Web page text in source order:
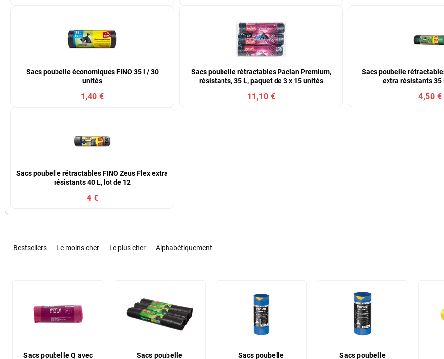
Sacs poubelle économiques FINO 35 l / 30
unités
1,40 €
Sacs poubelle rétractables Paclan Premium,
résistants, 35 L, paquet de 3 x 15 unités
11,10 €
Sacs poubelle
extra résistants 35
4,50 €
Sacs poubelle rétractables FINO Zeus Flex extra
résistants 40 L, lot de 12
4 €
Bestsellers Le moins cher Le plus cher Alphabétiquement
Sacs poubelle Q avec
Sacs poubelle
Sacs poubelle
Sacs poubelle